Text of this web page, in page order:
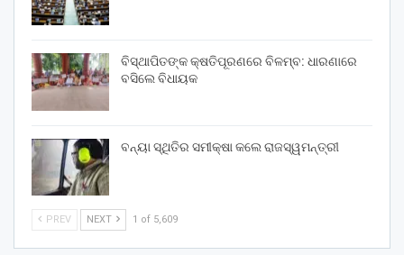
ବିସ୍ଥାପିତଙ୍କ କ୍ଷତିପୂରଣରେ ବିଳମ୍ବ: ଧାରଣାରେ
ବସିଲେ ବିଧାୟକ
ବନ୍ୟା ସ୍ଥିତିର ସମୀକ୍ଷା କଲେ ରାଜସ୍ୱମନ୍ତ୍ରୀ
PREV NEXT 1 of 5,609